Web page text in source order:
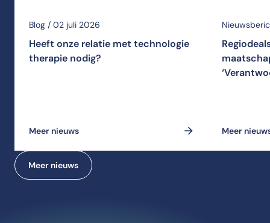
Blog / 02 juli 2026
Heeft onze relatie met technologie
therapie nodig?
Meer nieuws Meer
Meer nieuws